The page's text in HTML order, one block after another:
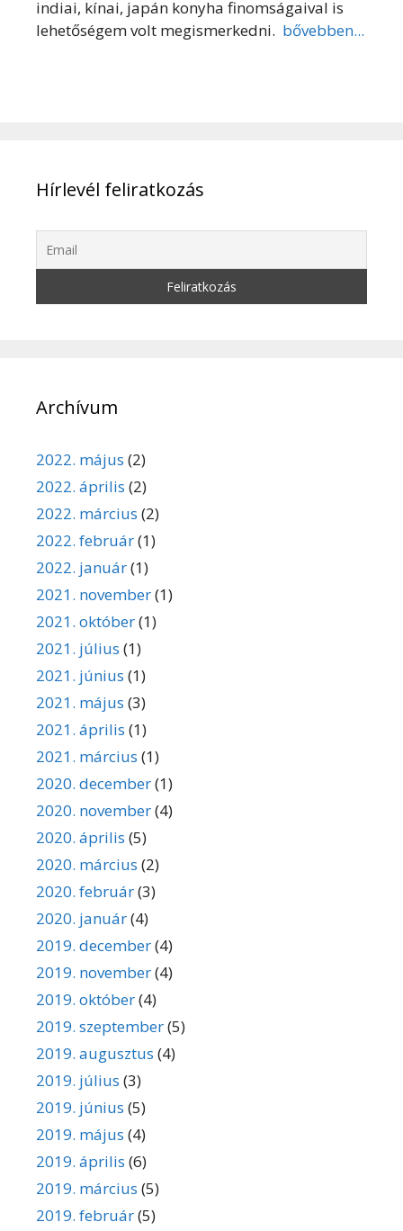
indiai, kínai, japán konyha finomságaival is
lehetőségem volt megismerkedni. bővebben...
Hírlevél feliratkozás
Archívum
2022. május (2)
2022. április (2)
2022. március (2)
2022. február(1)
2022. január(1)
2021. november(1)
2021. október(1)
2021. július (1)
2021. június (1)
2021. május (3)
2021. április (1)
2021. március (1)
2020. december(1)
2020. november(4)
2020. április (5)
2020. március (2)
2020. február(3)
2020. január(4)
2019. december(4)
2019. november(4)
2019. október(4)
2019. szeptember(5)
2019. augusztus (4)
2019. július (3)
2019. június (5)
2019. május (4)
2019. április (6)
2019. március (5)
2019. február(5)